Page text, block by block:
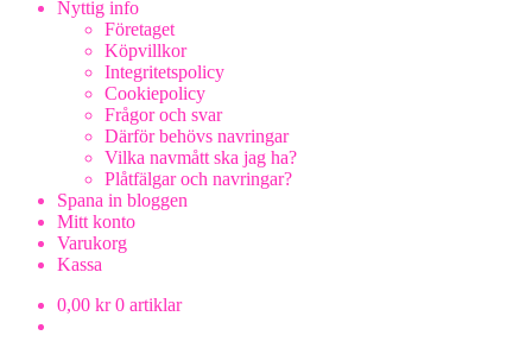
Nyttig info
Företaget
Köpvillkor
Integritetspolicy
Cookiepolicy
Frågor och svar
Därför behövs navringar
Vilka navmått ska jag ha?
Plåtfälgar och navringar?
Spana in bloggen
Mitt konto
Varukorg
Kassa
0,00 kr 0 artiklar